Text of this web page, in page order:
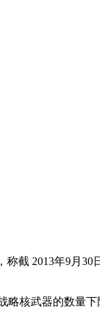
截 2013年9月30日
武器的数量下降